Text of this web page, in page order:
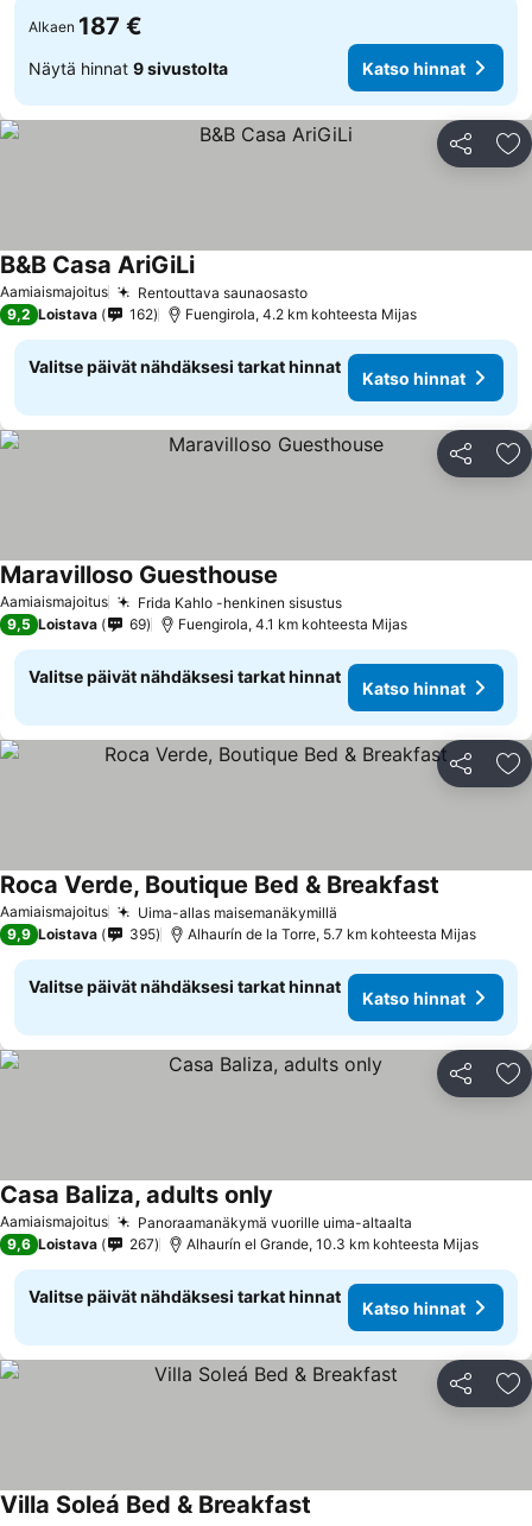
Alkaen 187 €
Näytä hinnat 9 sivustolta Katso hinnat
Jaa
Aamiaismajoitus Rentouttava saunaosastoKatso hinnat
B&B Casa AriGiLiKatso hinnat
9,2 Loistava 162 Fuengirola, 4.2 km kohteesta Mijas
Valitse päivät nähdäksesi tarkat hinnat
Katso hinnat
Jaa
Aamiaismajoitus Frida Kahlo -henkinen sisustusKatso hinnat
Maravilloso Guesthouse
9,5 Loistava 69 Fuengirola, 4.1 km kohteesta Mijas
Valitse päivät nähdäksesi tarkat hinnat
Katso hinnat
Jaa
Aamiaismajoitus Uima-allas maisemanäkymillä
Roca Verde, Boutique Bed & Breakfast
9,9 Loistava 395 Alhaurín de la Torre, 5.7 km kohteesta Mijas
Valitse päivät nähdäksesi tarkat hinnat
Katso hinnat
Jaa
Aamiaismajoitus Panoraamanäkymä vuorille uima-altaalta
Casa Baliza, adults only
9,6 Loistava 267 Alhaurín el Grande, 10.3 km kohteesta Mijas
Valitse päivät nähdäksesi tarkat hinnat
Katso hinnat
Jaa
Villa Soleá Bed & Breakfast